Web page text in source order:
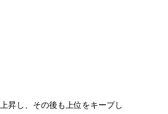
昇し、その後も上位をキープし